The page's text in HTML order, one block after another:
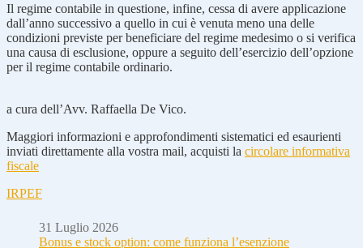
Il regime contabile in questione, infine, cessa di avere applicazione
dall’anno successivo a quello in cui è venuta meno una delle
condizioni previste per beneficiare del regime medesimo o si verifica
una causa di esclusione, oppure a seguito dell’esercizio dell’opzione
per il regime contabile ordinario.
a cura dell’Avv. Raffaella De Vico.
Maggiori informazioni e approfondimenti sistematici ed esaurienti
inviati direttamente alla vostra mail, acquisti la circolare informativa
fiscale
IRPEF
31 Luglio 2026
Bonus e stock option: come funziona l’esenzione